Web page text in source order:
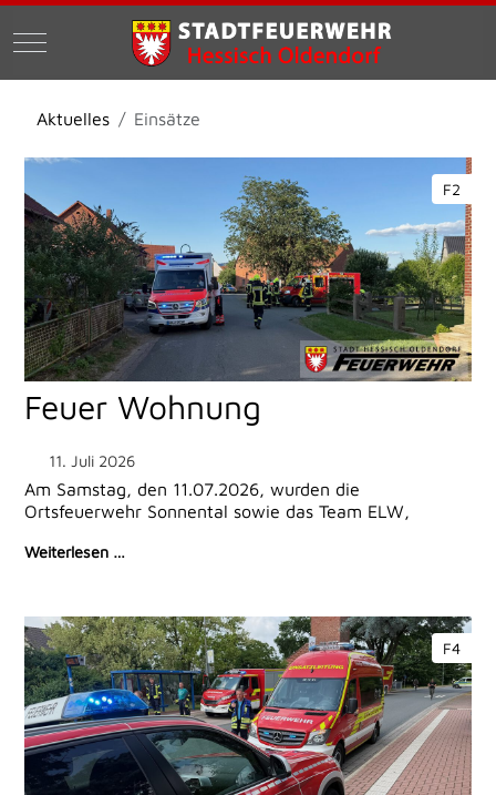
Mobile Menu Toggle
Aktuelles Einsätze
F2
Feuer Wohnung
11. Juli 2026
Am Samstag, den 11.07.2026, wurden die
Ortsfeuerwehr Sonnental sowie das Team ELW,
Weiterlesen …
F4